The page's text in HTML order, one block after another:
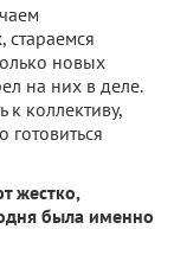
стараемся
новых
на них в деле.
коллективу,
жестко,
была именно